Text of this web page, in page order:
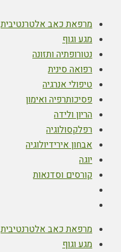
מרפאת כאב אלטרנטיבית
מגע וגוף
נטורופתיה ותזונה
רפואה סינית
טיפולי אנרגיה
פסיכותרפיה ואימון
הריון ולידה
רפלקסולוגיה
אבחון אירידיולוגיה
יוגה
קורסים וסדנאות
מרפאת כאב אלטרנטיבית
מגע וגוף